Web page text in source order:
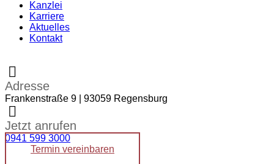
Kanzlei
Karriere
Aktuelles
Kontakt
Adresse
Frankenstraße 9 | 93059 Regensburg
Jetzt anrufen
0941 599 3000
Termin vereinbaren